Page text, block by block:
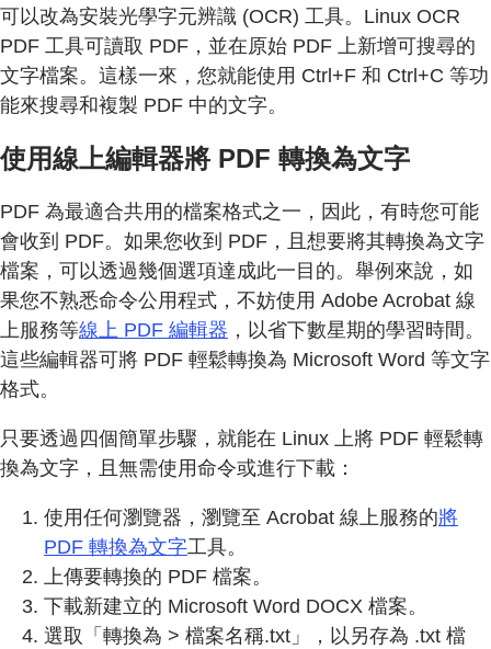
可以改為安裝光學字元辨識 (OCR) 工具。Linux OCR
PDF 工具可讀取 PDF，並在原始 PDF 上新增可搜尋的
文字檔案。這樣一來，您就能使用 Ctrl+F 和 Ctrl+C 等功
能來搜尋和複製 PDF 中的文字。
使用線上編輯器將 PDF 轉換為文字
PDF 為最適合共用的檔案格式之一，因此，有時您可能
會收到 PDF。如果您收到 PDF，且想要將其轉換為文字
檔案，可以透過幾個選項達成此一目的。舉例來說，如
果您不熟悉命令公用程式，不妨使用 Adobe Acrobat 線
上服務等線上 PDF 編輯器 ，以省下數星期的學習時間。
這些編輯器可將 PDF 輕鬆轉換為 Microsoft Word 等文字
格式。
只要透過四個簡單步驟，就能在 Linux 上將 PDF 輕鬆轉
換為文字，且無需使用命令或進行下載：
使用任何瀏覽器，瀏覽至 Acrobat 線上服務的將
PDF 轉換為文字工具。
上傳要轉換的 PDF 檔案。
下載新建立的 Microsoft Word DOCX 檔案。
選取「轉換為 > 檔案名稱.txt」，以另存為 .txt 檔